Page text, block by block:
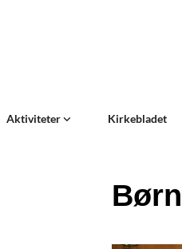
Aktiviteter Kirkebladet